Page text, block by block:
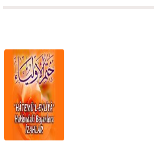
açlar, susuzlar.
Kim Allah yolunda?
Gazzeli müslümanlar mı, bizler mi?